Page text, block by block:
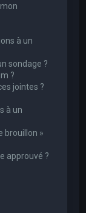
à un
sondage ?
?
jointes ?
à un
brouillon »
approuvé ?